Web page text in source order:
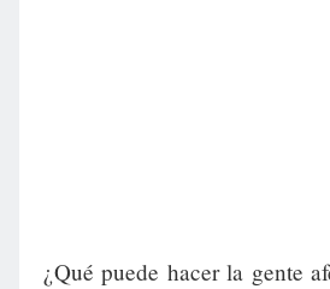
¿Qué puede hacer la gente